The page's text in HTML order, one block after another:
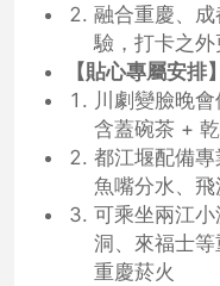
融合重慶、
驗，打卡之
【貼心專屬安排】
川劇變臉晚
含蓋碗茶 +
都江堰配備
魚嘴分水、
可乘坐兩江
洞、來福士
重慶菸火